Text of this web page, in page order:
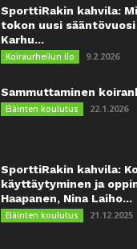
SporttiRakin kahvila:
tokon uusi
Karhu...
Koiraurheilun ilo 9.2.2026
Sammuttaminen
Eläinten koulutus 22.1.2026
SporttiRakin kahvila:
käyttäytyminen ja
Haapanen, Nina Laiho...
Eläinten koulutus 21.12.2025